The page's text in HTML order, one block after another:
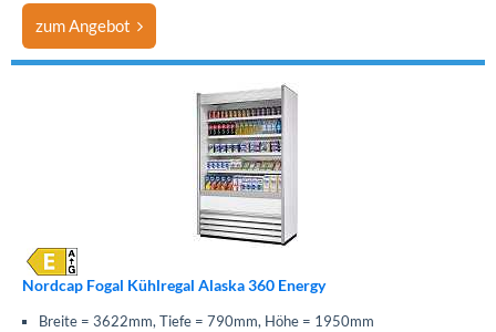
zum Angebot
Nordcap Fogal Kühlregal Alaska 360 Energy
Breite = 3622mm, Tiefe = 790mm, Höhe = 1950mm